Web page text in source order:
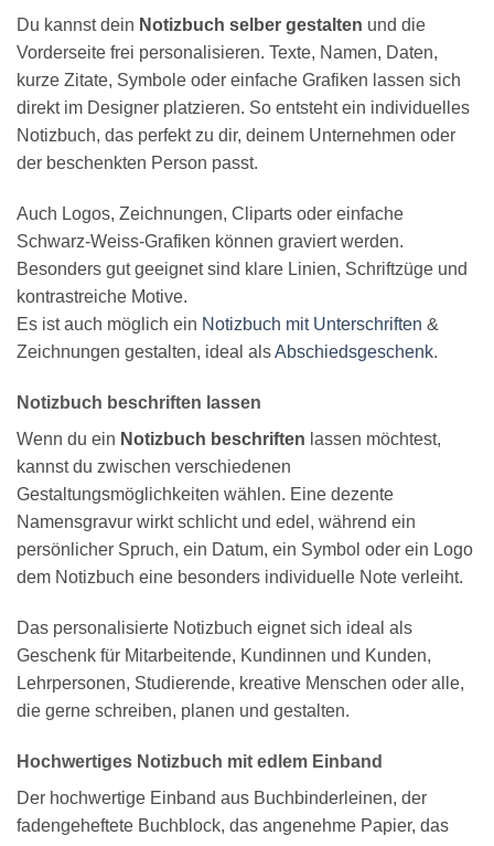
Du kannst dein Notizbuch selber gestalten und die
Vorderseite frei personalisieren. Texte, Namen, Daten,
kurze Zitate, Symbole oder einfache Grafiken lassen sich
direkt im Designer platzieren. So entsteht ein individuelles
Notizbuch, das perfekt zu dir, deinem Unternehmen oder
der beschenkten Person passt.
Auch Logos, Zeichnungen, Cliparts oder einfache
Schwarz-Weiss-Grafiken können graviert werden.
Besonders gut geeignet sind klare Linien, Schriftzüge und
kontrastreiche Motive.
Es ist auch möglich ein Notizbuch mit Unterschriften &
Zeichnungen gestalten, ideal alsAbschiedsgeschenk.
Notizbuch beschriften lassen
Wenn du ein Notizbuch beschriften lassen möchtest,
kannst du zwischen verschiedenen
Gestaltungsmöglichkeiten wählen. Eine dezente
Namensgravur wirkt schlicht und edel, während ein
persönlicher Spruch, ein Datum, ein Symbol oder ein Logo
dem Notizbuch eine besonders individuelle Note verleiht.
Das personalisierte Notizbuch eignet sich ideal als
Geschenk für Mitarbeitende, Kundinnen und Kunden,
Lehrpersonen, Studierende, kreative Menschen oder alle,
die gerne schreiben, planen und gestalten.
Hochwertiges Notizbuch mit edlem Einband
Der hochwertige Einband aus Buchbinderleinen, der
fadengeheftete Buchblock, das angenehme Papier, das